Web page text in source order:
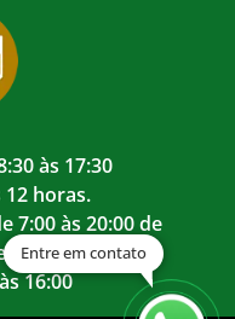
às 17:30
12 horas.
7:00 às 20:00 de
16:00
Entre em contato